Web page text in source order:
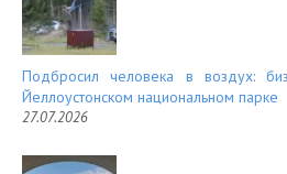
Подбросил человека в воздух:
Йеллоустонском национальном парке
27.07.2026